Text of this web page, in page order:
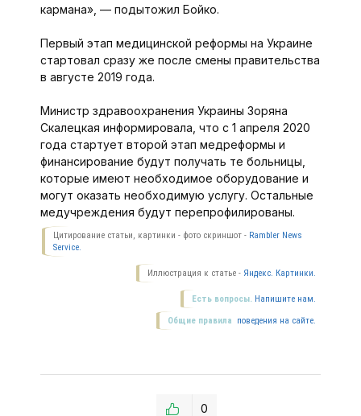
кармана», — подытожил Бойко.
Первый этап медицинской реформы на Украине
стартовал сразу же после смены правительства
в августе 2019 года.
Министр здравоохранения Украины Зоряна
Скалецкая информировала, что с 1 апреля 2020
года стартует второй этап медреформы и
финансирование будут получать те больницы,
которые имеют необходимое оборудование и
могут оказать необходимую услугу. Остальные
медучреждения будут перепрофилированы.
Цитирование статьи, картинки - фото скриншот - Rambler News
Service.
Иллюстрация к статье - Яндекс. Картинки.
Есть вопросы. Напишите нам.
Общие правила поведения на сайте.
0